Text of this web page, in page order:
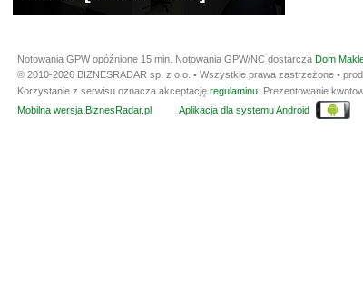
Notowania GPW opóźnione 15 min. Notowania GPW/NC dostarcza Dom
© 2010-2026 BIZNESRADAR sp. z o.o. • Wszystkie prawa zastrzeżone •
Korzystanie z serwisu oznacza akceptację regulaminu . Prezentowanie
Mobilna wersja BiznesRadar.pl
Aplikacja dla systemu Android